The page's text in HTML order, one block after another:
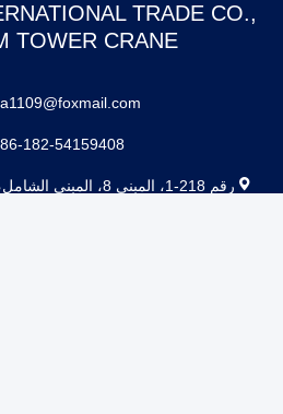
TRADE CO.,
TOWER CRANE
182-54159408